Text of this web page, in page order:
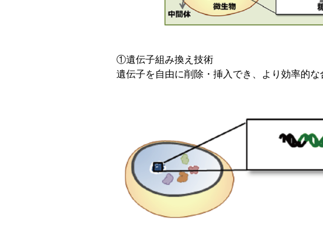
①遺伝子組み換え技術
遺伝子を自由に削除・挿入でき、より効率的な